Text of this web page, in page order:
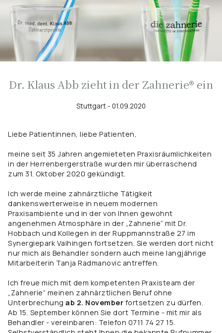
Dr. Klaus Abb zieht in der Zahnerie® ein
Stuttgart - 01.09.2020
Liebe Patientinnen, liebe Patienten,
meine seit 35 Jahren angemieteten Praxisräumlichkeiten
in der Herrenbergerstraße wurden mir überraschend
zum 31. Oktober 2020 gekündigt.
Ich werde meine zahnärztliche Tätigkeit
dankenswerterweise in neuem modernen
Praxisambiente und in der von Ihnen gewohnt
angenehmen Atmosphäre in der „Zahnerie“ mit Dr.
Hobbach und Kollegen in der Ruppmannstraße 27 im
Synergiepark Vaihingen fortsetzen. Sie werden dort nicht
nur mich als Behandler sondern auch meine langjährige
Mitarbeiterin Tanja Radmanovic antreffen.
Ich freue mich mit dem kompetenten Praxisteam der
„Zahnerie“ meinen zahnärztlichen Beruf ohne
Unterbrechung ab 2. November fortsetzen zu dürfen.
Ab 15. September können Sie dort Termine - mit mir als
Behandler - vereinbaren: Telefon 0711 74 27 15.